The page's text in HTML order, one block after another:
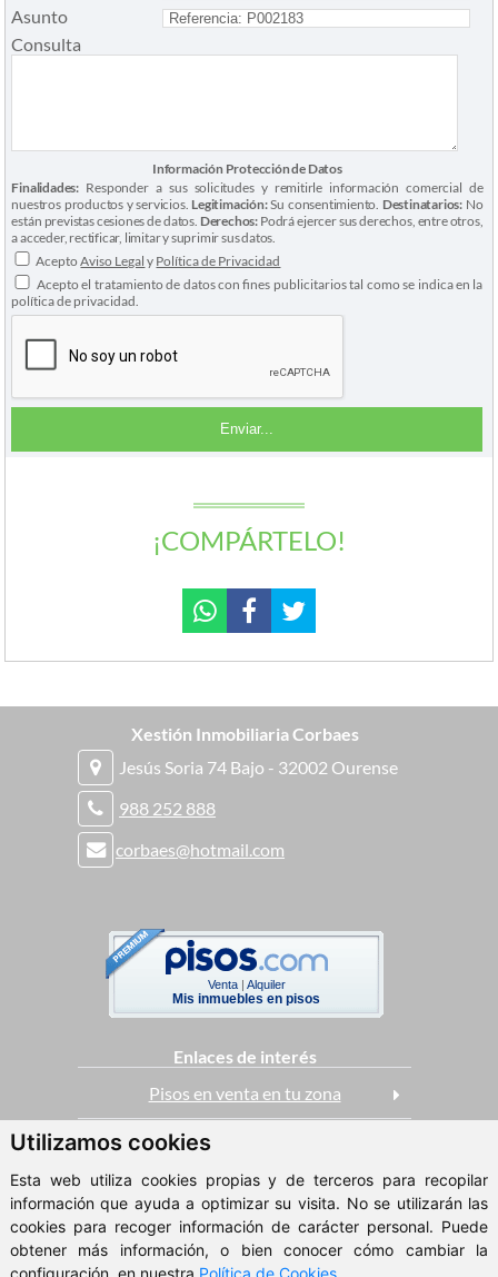
Utilizamos cookies
Esta web utiliza cookies propias y de terceros para recopilar
información que ayuda a optimizar su visita. No se utilizarán las
cookies para recoger información de carácter personal. Puede
obtener más información, o bien conocer cómo cambiar la
configuración, en nuestra Política de Cookies.
¡COMPÁRTELO!
Asunto
Consulta
Información Protección de Datos
Finalidades: Responder a sus solicitudes y remitirle información comercial de
nuestros productos y servicios. Legitimación:Su consentimiento. Destinatarios:No
están previstas cesiones de datos. Derechos: Podrá ejercer sus derechos, entre otros,
a acceder, rectificar, limitar y suprimir sus datos.
AceptoAviso Legal y Política de Privacidad
Acepto el tratamiento de datos con fines publicitarios tal como se indica en la
política de privacidad.
Xestión Inmobiliaria Corbaes
Jesús Soria 74 Bajo - 32002 Ourense
988 252 888
corbaes@hotmail.com
Venta| Alquiler
Mis inmuebles en pisos
Enlaces de interés
Pisos en venta en tu zona
Casas en venta
Pisos en alquiler
ClickViviendas